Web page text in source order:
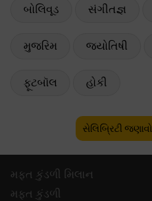
બોલિવૂડ સંગીતજ્ઞ
મુજરિમ જ્યોતિષી
ફૂટબૉલ હોકી
સેલિબ્રિટી જણાવો
મફ્ત કુંડળી મિલાન
મફ્ત કુંડળી